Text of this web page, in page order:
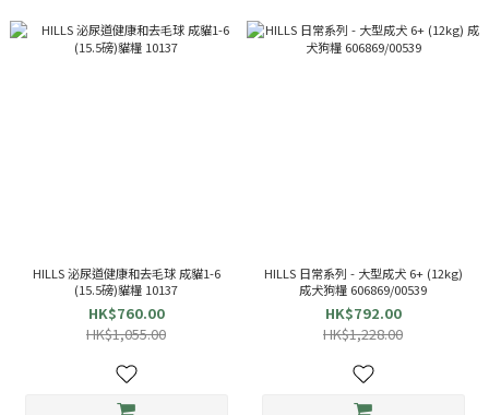
HILLS 泌尿道健康和去毛球 成貓1-6
(15.5磅)貓糧 10137
HK$760.00
HK$1,055.00
HILLS 日常系列 - 大型成犬 6+ (12kg)
成犬狗糧 606869/00539
HK$792.00
HK$1,228.00